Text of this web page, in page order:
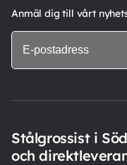
Anmäl dig till vårt
Stålgrossist i
och